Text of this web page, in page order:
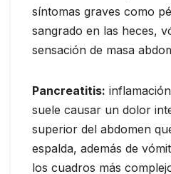
síntomas graves como
sangrado en las heces,
sensación de masa
Pancreatitis:
suele causar un dolor
superior del abdomen
espalda, además de
los cuadros más